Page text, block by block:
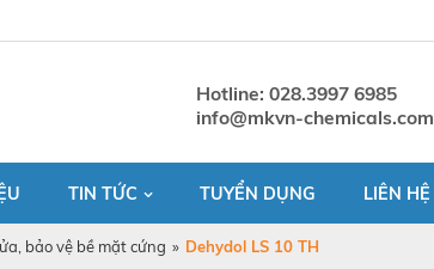
Hotline: 028.3997 6985
info@mkvn-chemicals.com
TIN TỨC TUYỂN DỤNG LIÊN HỆ
bảo vệ bề mặt cứng » Dehydol LS 10 TH